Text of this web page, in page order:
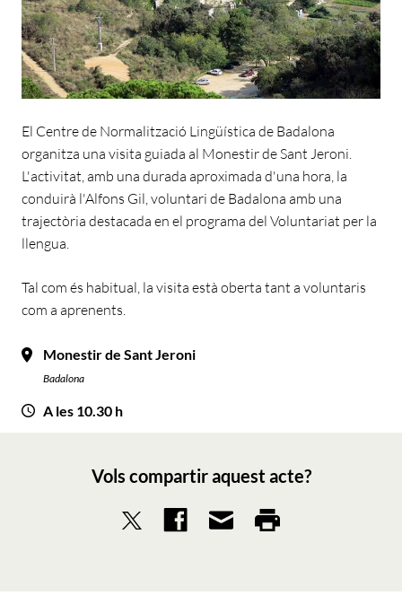
El Centre de Normalització Lingüística de Badalona
organitza una visita guiada al Monestir de Sant Jeroni.
L'activitat, amb una durada aproximada d'una hora, la
conduirà l'Alfons Gil, voluntari de Badalona amb una
trajectòria destacada en el programa del Voluntariat per la
llengua.
Tal com és habitual, la visita està oberta tant a voluntaris
com a aprenents.
Monestir de Sant Jeroni
Badalona
A les 10.30 h
Vols compartir aquest acte?